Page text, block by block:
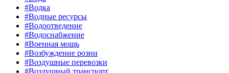
#Водка
#Водные ресурсы
#Водоотведение
#Водоснабжение
#Военная мощь
#Возбуждение розни
#Воздушные перевозки